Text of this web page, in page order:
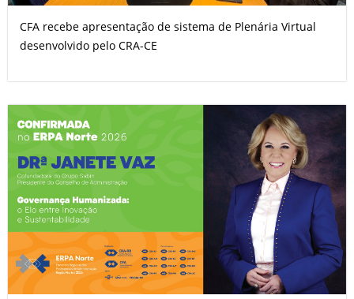
CFA recebe apresentação de sistema de Plenária Virtual
desenvolvido pelo CRA-CE